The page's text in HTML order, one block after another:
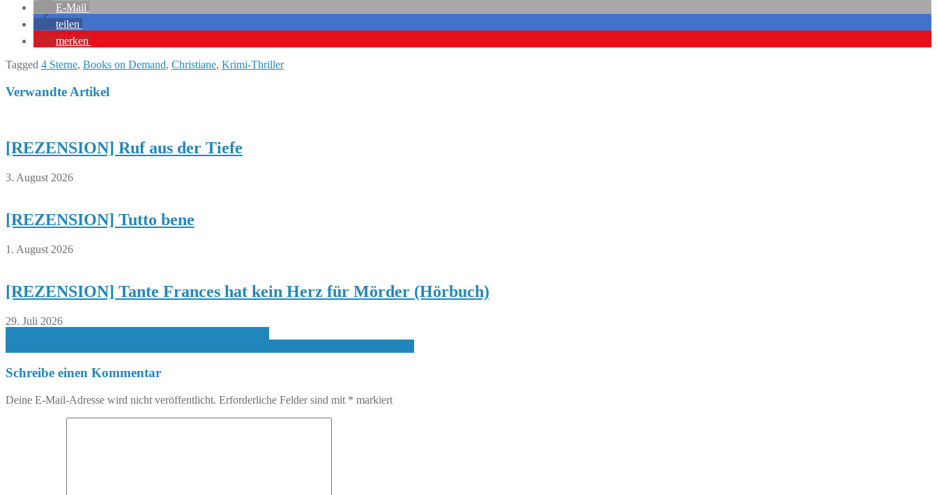
E-Mail
teilen
merken
Tagged 4 Sterne, Books on Demand, Christiane, Krimi-Thriller
Verwandte Artikel
[REZENSION] Ruf aus der Tiefe
3. August 2026
[REZENSION] Tutto bene
1. August 2026
[REZENSION] Tante Frances hat kein Herz für Mörder (Hörbuch)
29. Juli 2026
Schreibe einen Kommentar
Deine E-Mail-Adresse wird nicht veröffentlicht. Erforderliche Felder sind mit * markiert